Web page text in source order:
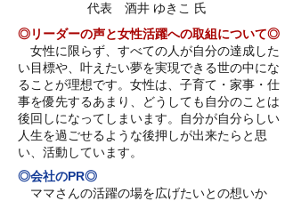
代表 酒井 ゆきこ 氏
◎リーダーの声と女性活躍への取組について◎
女性に限らず、すべての人が自分の達成した
い目標や、叶えたい夢を実現できる世の中にな
ることが理想です。女性は、子育て・家事・仕
事を優先するあまり、どうしても自分のことは
後回しになってしまいます。自分が自分らしい
人生を過ごせるような後押しが出来たらと思
い、活動しています。
◎会社のPR◎
ママさんの活躍の場を広げたいとの想いか